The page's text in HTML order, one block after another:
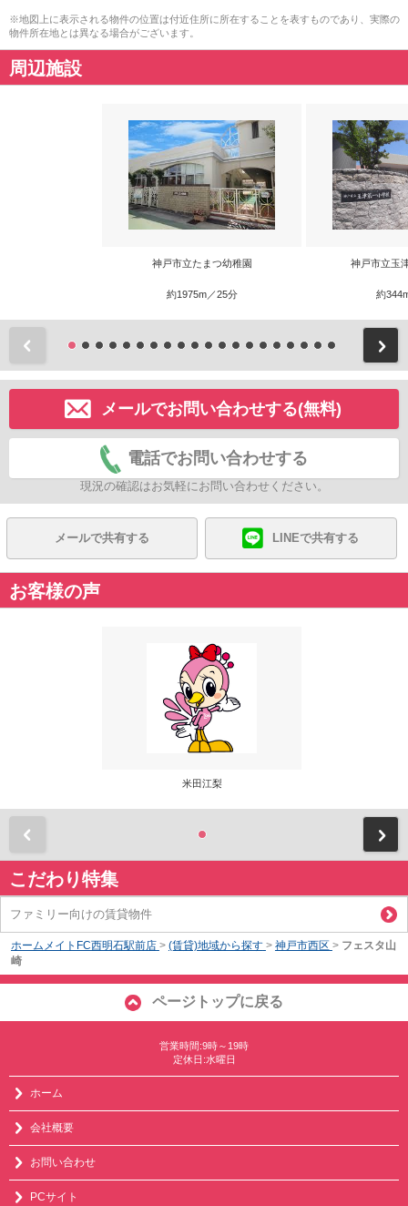
※地図上に表示される物件の位置は付近住所に所在することを表すものであり、実際の
物件所在地とは異なる場合がございます。
周辺施設
神戸市立たまつ幼稚園
約1975m／25分
神戸市立玉
約
メールでお問い合わせする(無料)
電話でお問い合わせする
現況の確認はお気軽にお問い合わせください。
メールで共有する LINEで共有する
お客様の声
米田江梨
こだわり特集
ファミリー向けの賃貸物件
ホームメイトFC西明石駅前店 > (賃貸)地域から探す > 神戸市西区 > フェスタ山
崎
ページトップに戻る
営業時間:9時～19時
定休日:水曜日
ホーム
会社概要
お問い合わせ
PCサイト